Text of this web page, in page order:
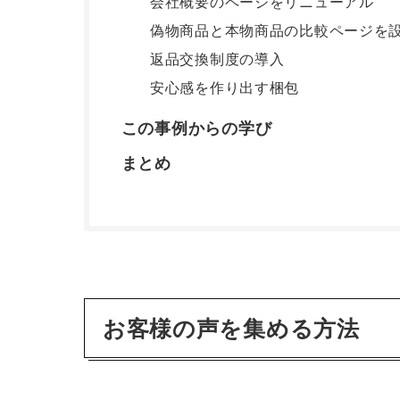
偽物商品と本物商品の比較ページを
返品交換制度の導入
安心感を作り出す梱包
この事例からの学び
まとめ
お客様の声を集める方法